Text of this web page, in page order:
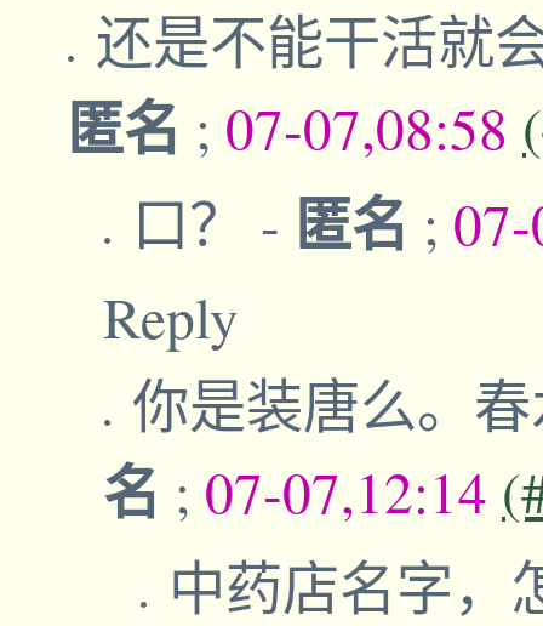
还是不能干活就
匿名 ; 07-07,08:58
口？ - 匿名 ;
Reply
你是装唐么。
名 ; 07-07,12:14
中药店名字，